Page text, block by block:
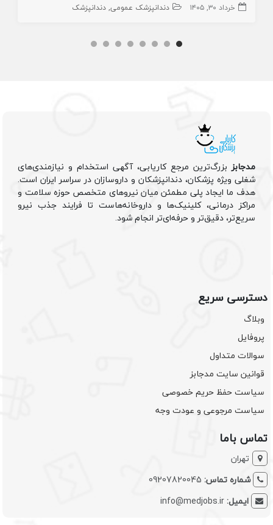
خرداد ۳۰, ۱۴۰۵ دندانپزشک عمومی دندانپزشک
مدجابزبزرگ‌ترین مرجع کاریابی، آگهی استخدام و نیازمندی‌های
شغلی ویژه پزشکان، دندانپزشکان و داروسازان در سراسر ایران است.
هدف ما ایجاد پلی مطمئن میان نیروهای متخصص حوزه سلامت و
مراکز درمانی، کلینیک‌ها و داروخانه‌هاست تا فرایند جذب نیرو
سریع‌تر، دقیق‌تر و حرفه‌ای‌تر انجام شود.
دسترسی سریع
وبلاگ
پروفایل
سوالات متداول
قوانین سایت مدجابز
سیاست حفظ حریم خصوصی
سیاست مرجوعی و عودت وجه
تماس باما
تهران
شماره تماس: 09207820045
ایمیل:info@medjobs.ir